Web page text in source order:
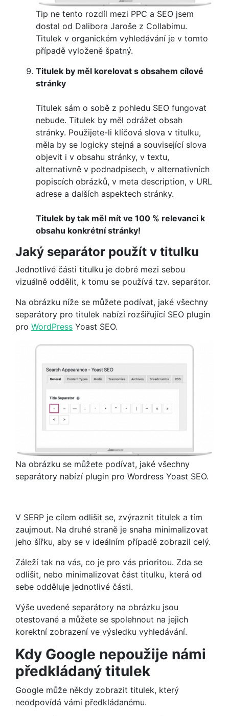
Tip ne tento rozdíl mezi PPC a SEO jsem
dostal od Dalibora Jaroše z Collabimu.
Titulek v organickém vyhledávání je v tomto
případě vyloženě špatný.
Titulek by měl korelovat s obsahem cílové
stránky
Titulek sám o sobě z pohledu SEO fungovat
nebude. Titulek by měl odrážet obsah
stránky. Použijete-li klíčová slova v titulku,
měla by se logicky stejná a související slova
objevit i v obsahu stránky, v textu,
alternativně v podnadpisech, v alternativních
popiscích obrázků, v meta description, v URL
adrese a dalších aspektech stránky.
Titulek by tak měl mít ve 100 % relevanci k
obsahu konkrétní stránky!
Jaký separátor použít v titulku
Jednotlivé části titulku je dobré mezi sebou
vizuálně oddělit, k tomu se používá tzv. separátor.
Na obrázku níže se můžete podívat, jaké všechny
separátory pro titulek nabízí rozšiřující SEO plugin
pro WordPress Yoast SEO.
Na obrázku se můžete podívat, jaké všechny
separátory nabízí plugin pro Wordress Yoast SEO.
V SERP je cílem odlišit se, zvýraznit titulek a tím
zaujmout. Na druhé straně je snaha minimalizovat
jeho šířku, aby se v ideálním případě zobrazil celý.
Záleží tak na vás, co je pro vás prioritou. Zda se
odlišit, nebo minimalizovat část titulku, která od
sebe odděluje jednotlivé části.
Výše uvedené separátory na obrázku jsou
otestované a můžete se spolehnout na jejich
korektní zobrazení ve výsledku vyhledávání.
Kdy Google nepoužije námi
předkládaný titulek
Google může někdy zobrazit titulek, který
neodpovídá vámi předkládanému.